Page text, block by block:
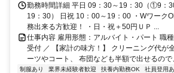
勤務時間詳細 平日 09：30～19：30（①9：
19：30） 日祝 10：00～19：00 ・Wワーク
務出来る方歓迎！ ・日・祝＋50円ＵＰ ...
仕事内容 雇用形態：アルバイト・パート 職
受付 ／ 【家計の味方！】 クリーニング代が
ーツやコート、 布団なども半額で出せるの
制服あり 業界未経験者歓迎 扶養内勤務OK 社員登用